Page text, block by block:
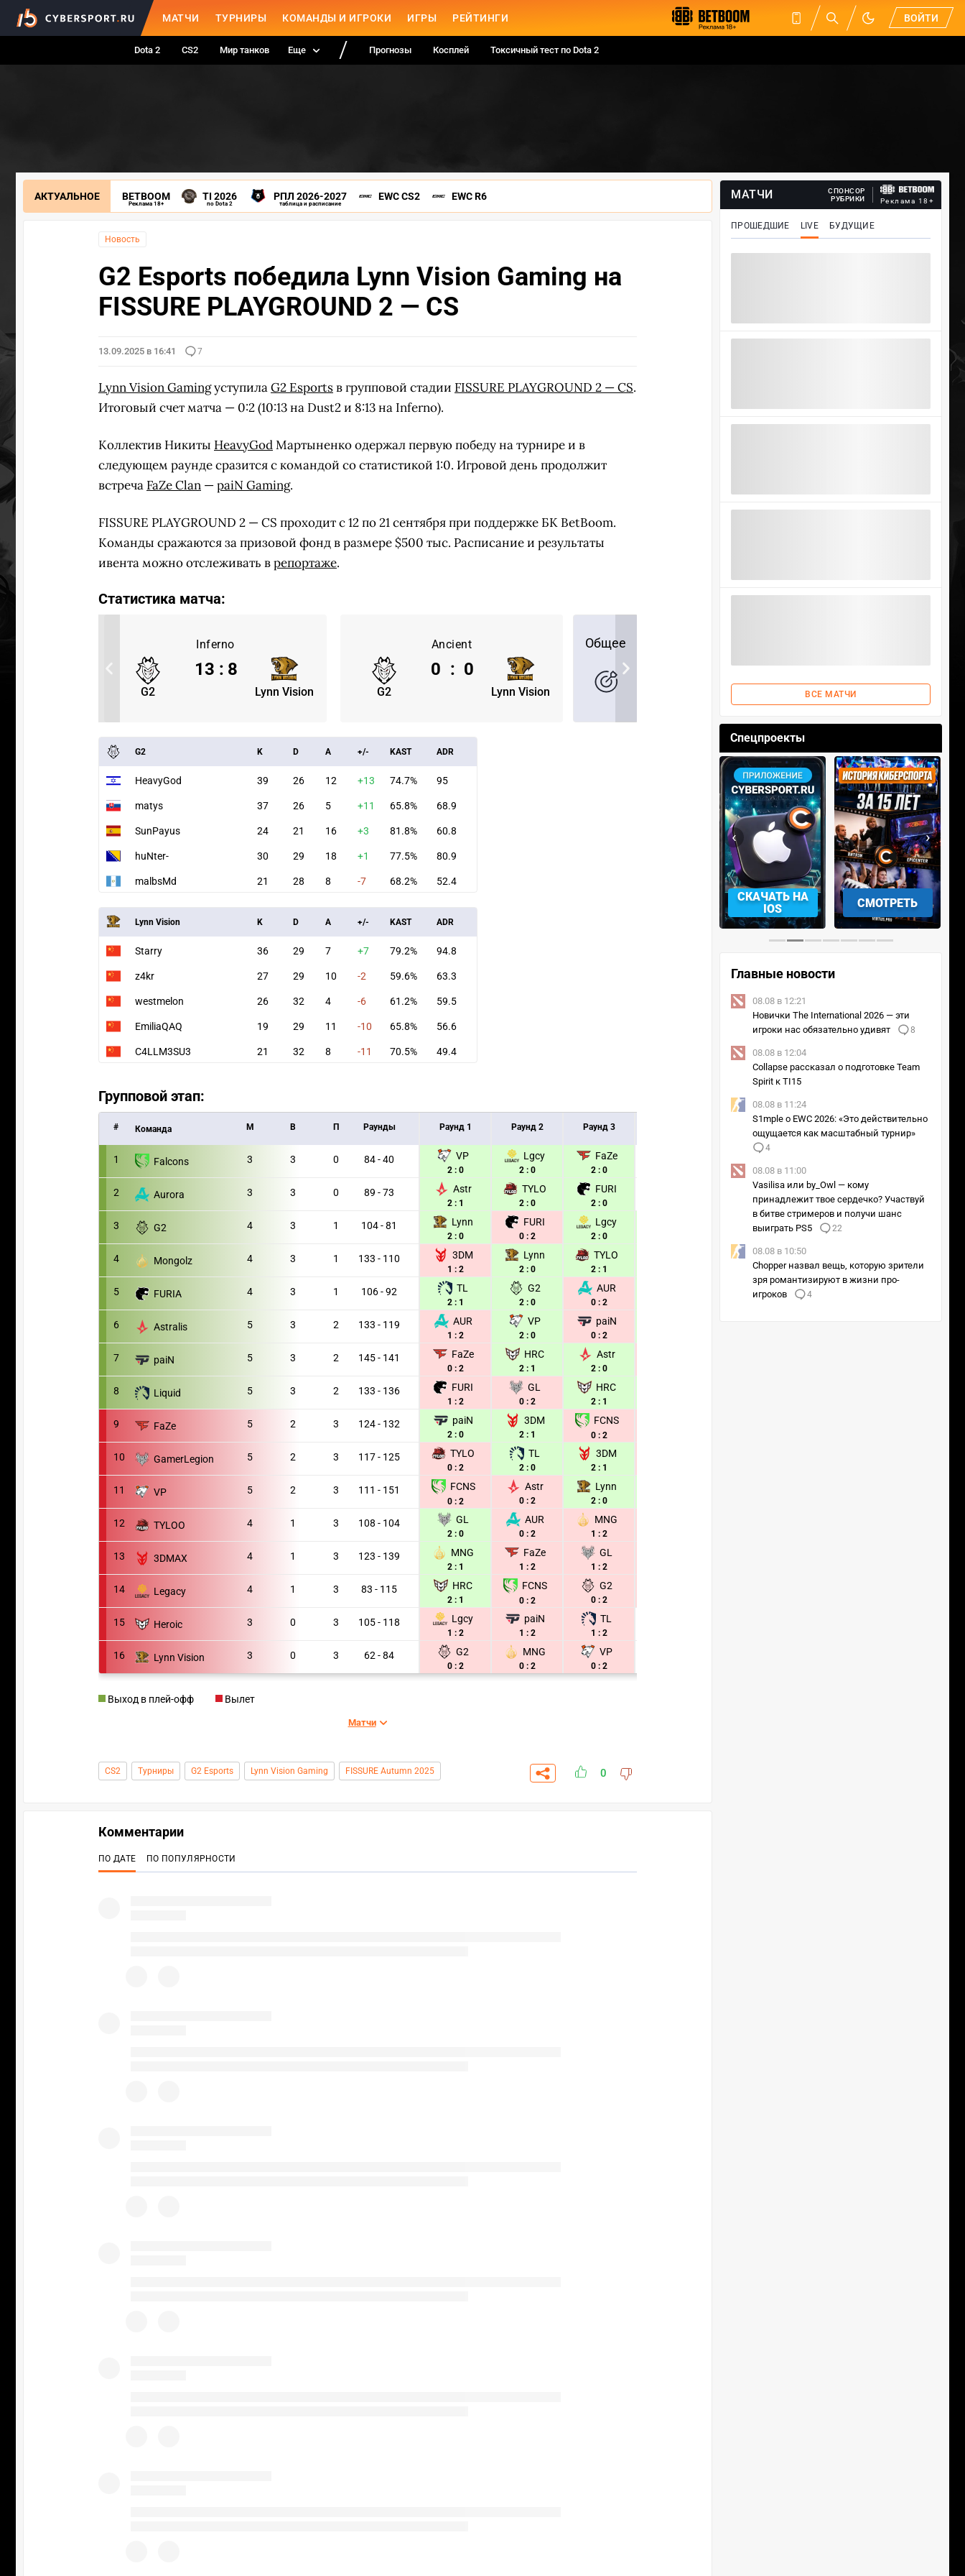
МАТЧИ ТУРНИРЫ КОМАНДЫ И ИГРОКИ ИГРЫ РЕЙТИНГИ ВОЙТИ
Dota 2 CS2 Мир танков Еще Прогнозы Косплей Токсичный тест по Dota 2
АКТУАЛЬНОЕ BETBOOM
Реклама 18+
TI 2026
по Dota 2
РПЛ 2026-2027
таблица и расписание
EWC CS2 EWC R6
Новость
G2 Esports победила Lynn Vision Gaming на
FISSURE PLAYGROUND 2 — CS
13.09.2025 в 16:41 7
Lynn Vision GamingуступилаG2 Esportsв групповой стадии FISSURE PLAYGROUND 2 — CS.
Итоговый счет матча — 0:2 (10:13 на Dust2 и 8:13 на Inferno).
Коллектив Никиты HeavyGodМартыненко одержал первую победу на турнире и в
следующем раунде сразится с командой со статистикой 1:0. Игровой день продолжит
встреча FaZe Clan —paiN Gaming.
FISSURE PLAYGROUND 2 — CS проходит с 12 по 21 сентября при поддержке БК BetBoom.
Команды сражаются за призовой фонд в размере $500 тыс. Расписание и результаты
ивента можно отслеживать врепортаже.
Статистика матча:
Inferno
G2 Lynn Vision
13 : 8
Ancient
G2 Lynn Vision
0 : 0
Общее
G2 K D A +/- KAST ADR
HeavyGod 39 26 12 +13 74.7% 95
matys 37 26 5 +11 65.8% 68.9
SunPayus 24 21 16 +3 81.8% 60.8
huNter- 30 29 18 +1 77.5% 80.9
malbsMd 21 28 8 -7 68.2% 52.4
Lynn Vision K D A +/- KAST ADR
Starry 36 29 7 +7 79.2% 94.8
z4kr 27 29 10 -2 59.6% 63.3
westmelon 26 32 4 -6 61.2% 59.5
EmiliaQAQ 19 29 11 -10 65.8% 56.6
C4LLM3SU3 21 32 8 -11 70.5% 49.4
Групповой этап:
# Команда M В П Раунды Раунд 1 Раунд 2 Раунд 3
1 Falcons 3 3 0 84 - 40 VP
2 : 0
Lgcy
2 : 0
FaZe
2 : 0
2 Aurora 3 3 0 89 - 73 Astr
2 : 1
TYLO
2 : 0
FURI
2 : 0
3 G2 4 3 1 104 - 81 Lynn
2 : 0
FURI
0 : 2
Lgcy
2 : 0
4 Mongolz 4 3 1 133 - 110 3DM
1 : 2
Lynn
2 : 0
TYLO
2 : 1
5 FURIA 4 3 1 106 - 92 TL
2 : 1
G2
2 : 0
AUR
0 : 2
6 Astralis 5 3 2 133 - 119 AUR
1 : 2
VP
2 : 0
paiN
0 : 2
7 paiN 5 3 2 145 - 141 FaZe
0 : 2
HRC
2 : 1
Astr
2 : 0
8 Liquid 5 3 2 133 - 136 FURI
1 : 2
GL
0 : 2
HRC
2 : 1
9 FaZe 5 2 3 124 - 132 paiN
2 : 0
3DM
2 : 1
FCNS
0 : 2
10 GamerLegion 5 2 3 117 - 125 TYLO
0 : 2
TL
2 : 0
3DM
2 : 1
11 VP 5 2 3 111 - 151 FCNS
0 : 2
Astr
0 : 2
Lynn
2 : 0
12 TYLOO 4 1 3 108 - 104 GL
2 : 0
AUR
0 : 2
MNG
1 : 2
13 3DMAX 4 1 3 123 - 139 MNG
2 : 1
FaZe
1 : 2
GL
1 : 2
14 Legacy 4 1 3 83 - 115 HRC
2 : 1
FCNS
0 : 2
G2
0 : 2
15 Heroic 3 0 3 105 - 118 Lgcy
1 : 2
paiN
1 : 2
TL
1 : 2
16 Lynn Vision 3 0 3 62 - 84 G2
0 : 2
MNG
0 : 2
VP
0 : 2
Выход в плей-офф Вылет
Матчи
CS2 Турниры G2 Esports Lynn Vision Gaming FISSURE Autumn 2025 0
МАТЧИ
СПОНСОР
РУБРИКИ
Реклама 18+
ПРОШЕДШИЕ LIVE БУДУЩИЕ
ВСЕ МАТЧИ
Спецпроекты
СМОТРЕТЬ УЧАСТВОВАТЬ
‹ ›
Главные новости
08.08 в 12:21
Новички The International 2026 — эти
игроки нас обязательно удивят
8
08.08 в 12:04
Collapse рассказал о подготовке Team
Spirit к TI15
08.08 в 11:24
S1mple о EWC 2026: «Это действительно
ощущается как масштабный турнир»
4
08.08 в 11:00
Vasilisa или by_Owl — кому
принадлежит твое сердечко? Участвуй
в битве стримеров и получи шанс
выиграть PS5
22
08.08 в 10:50
Chopper назвал вещь, которую зрители
зря романтизируют в жизни про-
игроков
4
Комментарии
ПО ДАТЕ ПО ПОПУЛЯРНОСТИ